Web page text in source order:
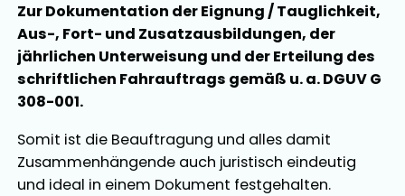
Zur Dokumentation der Eignung / Tauglichkeit,
Aus-, Fort- und Zusatzausbildungen, der
jährlichen Unterweisung und der Erteilung des
schriftlichen Fahrauftrags gemäß u. a.DGUV G
308-001.
Somit ist die Beauftragung und alles damit
Zusammenhängende auch juristisch eindeutig
und ideal in einem Dokument festgehalten.